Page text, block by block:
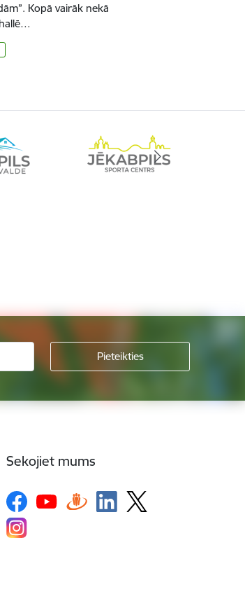
Kopā vairāk nekā
Sekojiet mums